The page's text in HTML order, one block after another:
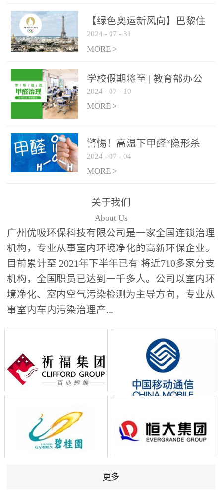
【绿色奥运新风向】巴黎住
宿风波：优吸环保共建健康
绿色家居
2024 - 07 - 31
MORE >
学校假期将至 | 教育部办公
厅关于加强学校新建校舍室
内空气质量管理通知
2024 - 07 - 10
MORE >
警惕！高温下甲醛“隐形杀
手”来袭，你的家安全吗？
2024 - 07 - 04
MORE >
关于我们
About Us
广州优吸环保科技有限公司是一家全国连锁治理
机构，专业从事室内环境净化的高新环保企业。
目前累计至 2021年下半年已有 将近710多家分支
机构，全国职员已达到一千多人。公司以室内环
境净化、室内空气污染检测为主导方向，专业从
事室内车内污染治理产...
更多